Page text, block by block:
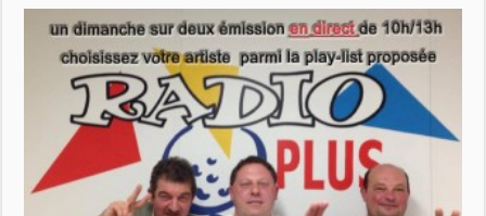
PLAYLIST]
Vos
dédicaces
Dominicales